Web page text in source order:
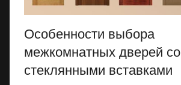
Особенности выбора
межкомнатных дверей со
стеклянными вставками